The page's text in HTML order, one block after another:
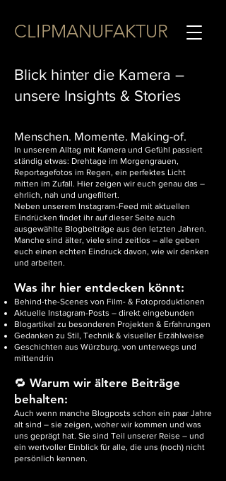
CLIPMANUFAKTUR
Blick hinter die Kamera –
unsere Insights & Stories
Menschen. Momente. Making-of.
In unserem Alltag mit Kamera und Gefühl passiert
ständig etwas: Drehtage im Morgengrauen,
Reportagefotos im Regen, ein perfektes Licht
mitten im Zufall. Hier zeigen wir euch genau das –
ehrlich, nah und ungefiltert.
Neben unserem Instagram-Feed mit aktuellen
Eindrücken findet ihr auf dieser Seite auch
ausgewählte Blogbeiträge aus den letzten Jahren.
Manche sind älter, viele sind zeitlos – alle geben
euch einen echten Eindruck davon, wie wir denken
und arbeiten.
Was ihr hier entdecken könnt:
Behind-the-Scenes von Film- & Fotoproduktionen
Aktuelle Instagram-Posts – direkt eingebunden
Blogartikel zu besonderen Projekten & Erfahrungen
Gedanken zu Stil, Technik & visueller Erzählweise
Geschichten aus Würzburg, von unterwegs und
mittendrin
🔁 Warum wir ältere Beiträge
behalten:
Auch wenn manche Blogposts schon ein paar Jahre
alt sind – sie zeigen, woher wir kommen und was
uns geprägt hat. Sie sind Teil unserer Reise – und
ein wertvoller Einblick für alle, die uns (noch) nicht
persönlich kennen.